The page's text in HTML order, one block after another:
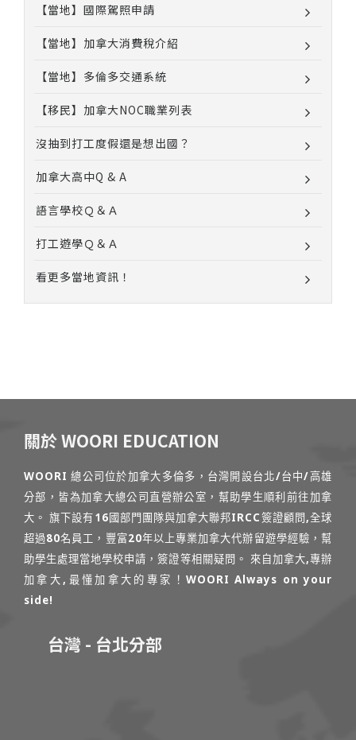
【當地】國際駕照申請
【當地】加拿大消費稅介紹
【當地】多倫多交通系統
【移民】加拿大NOC職業列表
沒抽到打工度假還是想出國？
加拿大高中Q & A
語言學校Ｑ＆Ａ
打工遊學Ｑ＆Ａ
看更多當地資訊！
關於 WOORI EDUCATION
WOORI 總公司位於加拿大多倫多，台灣開設台北/台中/高雄
分部，皆為加拿大總公司直營辦公室，幫助學生順利前往加拿
大。 旗下設有16國部門團隊與加拿大聯邦IRCC簽證顧問,全球
超過80名員工，豐富20年以上專業加拿大代辦留遊學經驗，幫
助學生處理當地學校申請，簽證等相關疑問。 來自加拿大,專辦
加拿大,最懂加拿大的專家！WOORI Always on your
side!
台灣 - 台北分部